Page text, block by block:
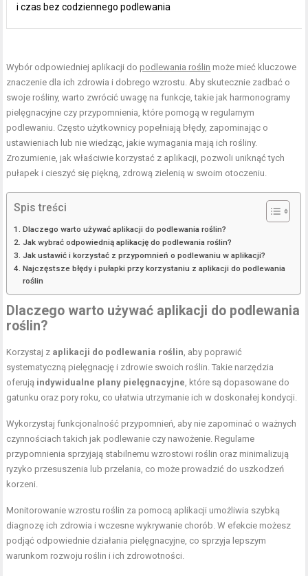
i czas bez codziennego podlewania
Wybór odpowiedniej aplikacji do podlewania roślin może mieć kluczowe
znaczenie dla ich zdrowia i dobrego wzrostu. Aby skutecznie zadbać o
swoje rośliny, warto zwrócić uwagę na funkcje, takie jak harmonogramy
pielęgnacyjne czy przypomnienia, które pomogą w regularnym
podlewaniu. Często użytkownicy popełniają błędy, zapominając o
ustawieniach lub nie wiedząc, jakie wymagania mają ich rośliny.
Zrozumienie, jak właściwie korzystać z aplikacji, pozwoli uniknąć tych
pułapek i cieszyć się piękną, zdrową zielenią w swoim otoczeniu.
Spis treści
Dlaczego warto używać aplikacji do podlewania roślin?
Jak wybrać odpowiednią aplikację do podlewania roślin?
Jak ustawić i korzystać z przypomnień o podlewaniu w aplikacji?
Najczęstsze błędy i pułapki przy korzystaniu z aplikacji do podlewania
roślin
Dlaczego warto używać aplikacji do podlewania
roślin?
Korzystaj z aplikacji do podlewania roślin, aby poprawić
systematyczną pielęgnację i zdrowie swoich roślin. Takie narzędzia
oferują indywidualne plany pielęgnacyjne, które są dopasowane do
gatunku oraz pory roku, co ułatwia utrzymanie ich w doskonałej kondycji.
Wykorzystaj funkcjonalność przypomnień, aby nie zapominać o ważnych
czynnościach takich jak podlewanie czy nawożenie. Regularne
przypomnienia sprzyjają stabilnemu wzrostowi roślin oraz minimalizują
ryzyko przesuszenia lub przelania, co może prowadzić do uszkodzeń
korzeni.
Monitorowanie wzrostu roślin za pomocą aplikacji umożliwia szybką
diagnozę ich zdrowia i wczesne wykrywanie chorób. W efekcie możesz
podjąć odpowiednie działania pielęgnacyjne, co sprzyja lepszym
warunkom rozwoju roślin i ich zdrowotności.